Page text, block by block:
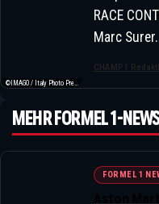
©IMAGO / Italy Photo Press / XPB Images
RACE
Marc
CHAMP1
MEHR FORMEL 1-
FORMEL 1